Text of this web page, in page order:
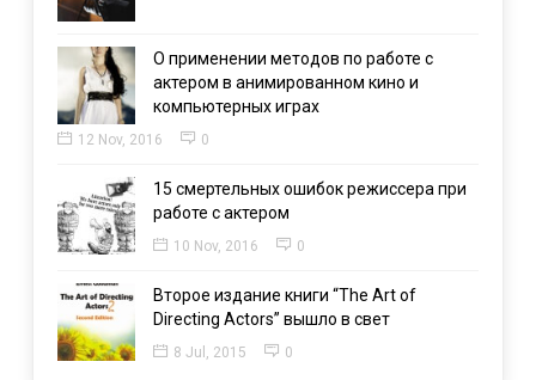
О применении методов по работе с
актером в анимированном кино и
компьютерных играх
12 Nov, 2016 0
15 смертельных ошибок режиссера при
работе с актером
10 Nov, 2016 0
Второе издание книги “The Art of
Directing Actors” вышло в свет
8 Jul, 2015 0